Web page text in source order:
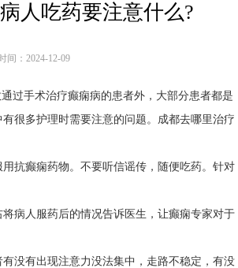
人吃药要注意什么?
间：2024-12-09
过手术治疗癫痫病的患者外，大部分患者都是
很多护理时需要注意的问题。成都去哪里治疗
抗癫痫药物。不要听信谣传，随便吃药。针对
病人服药后的情况告诉医生，让癫痫专家对于
没有出现注意力没法集中，走路不稳定，有没